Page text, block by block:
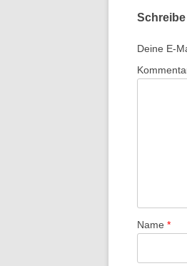
r
a
g
g
a
Deine E-
Name *